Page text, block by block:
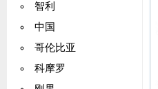
智利
中国
哥伦比亚
科摩罗